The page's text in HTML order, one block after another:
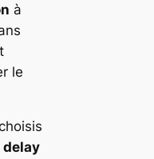
à
le
delay